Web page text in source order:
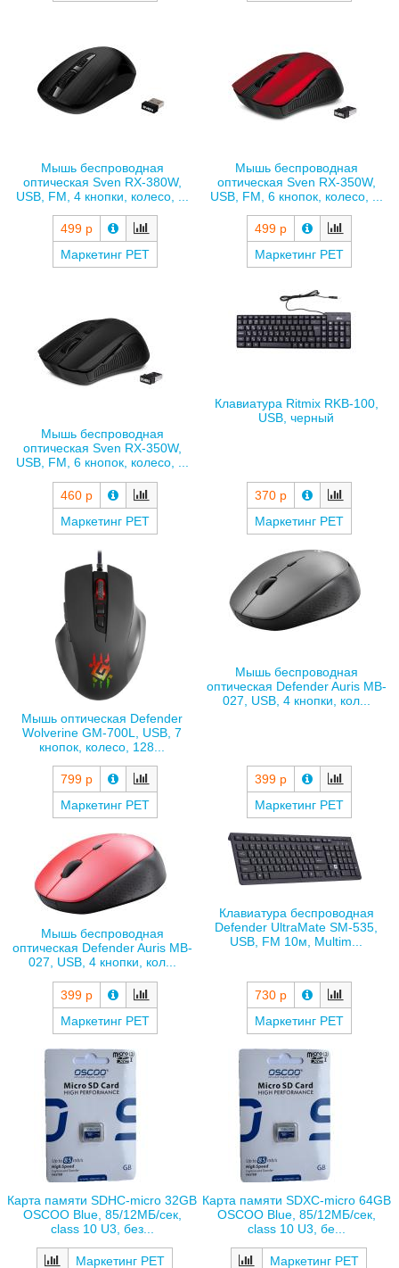
Мышь беспроводная
оптическая Sven RX-380W,
USB, FM, 4 кнопки, колесо, ...
499 р
Маркетинг РЕТ
Мышь беспроводная
оптическая Sven RX-350W,
USB, FM, 6 кнопок, колесо, ...
499 р
Маркетинг РЕТ
Мышь беспроводная
оптическая Sven RX-350W,
USB, FM, 6 кнопок, колесо, ...
460 р
Маркетинг РЕТ
Клавиатура Ritmix RKB-100,
USB, черный
370 р
Маркетинг РЕТ
Мышь оптическая Defender
Wolverine GM-700L, USB, 7
кнопок, колесо, 128...
799 р
Маркетинг РЕТ
Мышь беспроводная
оптическая Defender Auris MB-
027, USB, 4 кнопки, кол...
399 р
Маркетинг РЕТ
Мышь беспроводная
оптическая Defender Auris MB-
027, USB, 4 кнопки, кол...
399 р
Маркетинг РЕТ
Клавиатура беспроводная
Defender UltraMate SM-535,
USB, FM 10м, Multim...
730 р
Маркетинг РЕТ
Карта памяти SDHC-micro 32GB
OSCOO Blue, 85/12МБ/сек,
class 10 U3, без...
Маркетинг РЕТ
Карта памяти SDXC-micro 64GB
OSCOO Blue, 85/12МБ/сек,
class 10 U3, бе...
Маркетинг РЕТ